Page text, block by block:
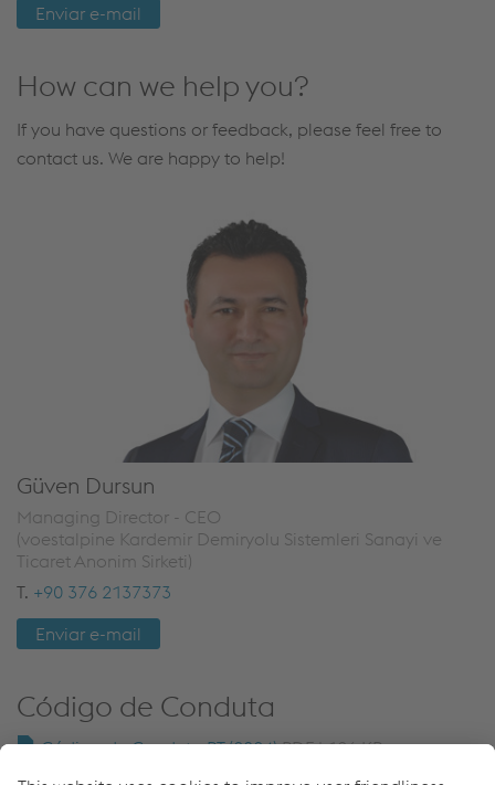
Enviar e-mail
How can we help you?
If you have questions or feedback, please feel free to
contact us. We are happy to help!
Güven Dursun
Managing Director - CEO
(voestalpine Kardemir Demiryolu Sistemleri Sanayi ve
Ticaret Anonim Sirketi)
T. +90 376 2137373
Enviar e-mail
Código de Conduta
Código de Conduta PT (2024)PDF | 126 KB
Código de Conduta para Parceiros Comerciais PT